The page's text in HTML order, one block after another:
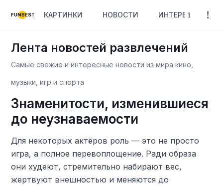
FUNBEST КАРТИНКИ НОВОСТИ ИНТЕРЕСНОЕ
Лента новостей развлечений
Самые свежие и интересные новости из мира кино,
музыки, игр и спорта
Знаменитости, изменившиеся
до неузнаваемости
Для некоторых актёров роль — это не просто
игра, а полное перевоплощение. Ради образа
они худеют, стремительно набирают вес,
жертвуют внешностью и меняются до